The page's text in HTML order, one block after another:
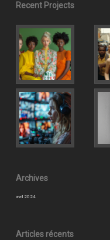
Recent Projects
Archives
avril 2024
Articles récents